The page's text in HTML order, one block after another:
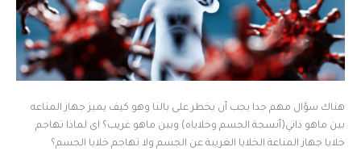
هناك سؤال مهم جدا يجب أن يخطر على بالنا وهو كيف يميز جهاز المناعه
بين ماهو ذاتي(أنسجة الجسم وخلاياه) وبين ماهو غريب؟ اى لماذا تهاجم
خلايا جهاز المناعة الخلايا الغريبة عن الجسم ولا تهاجم خلايا الجسم؟